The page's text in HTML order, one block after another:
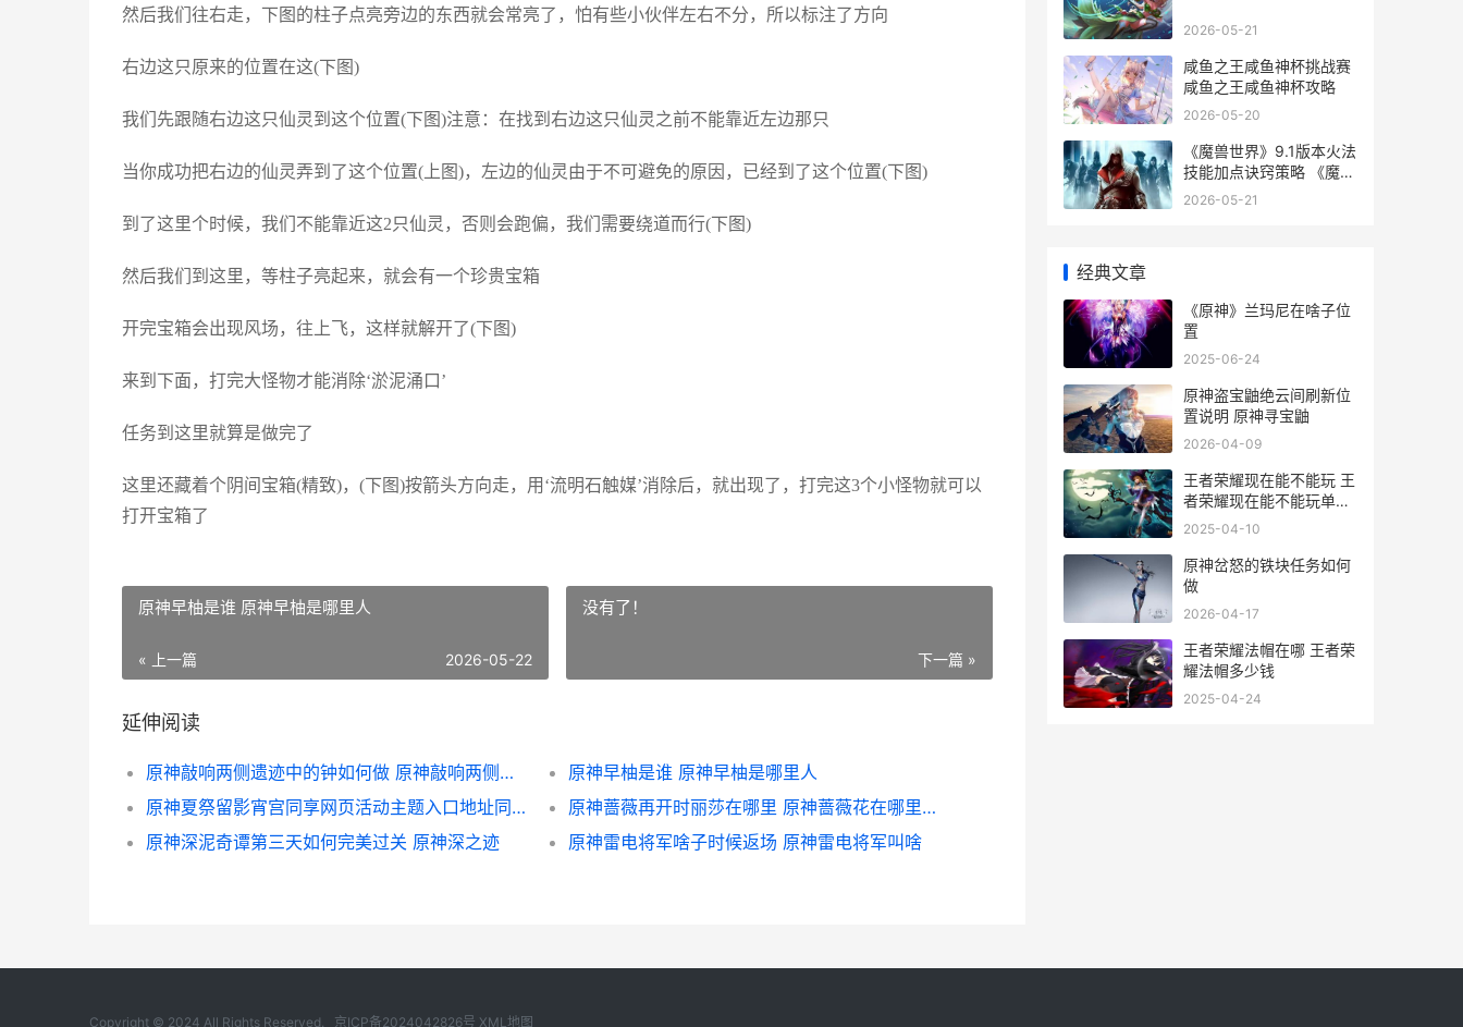
然后我们往右走，下图的柱子点亮旁边的东西就会常亮了，怕有些小伙伴左右不分，所以标注了方向
右边这只原来的位置在这(下图)
我们先跟随右边这只仙灵到这个位置(下图)注意：在找到右边这只仙灵之前不能靠近左边那只
当你成功把右边的仙灵弄到了这个位置(上图)，左边的仙灵由于不可避免的原因，已经到了这个位置(下图)
到了这里个时候，我们不能靠近这2只仙灵，否则会跑偏，我们需要绕道而行(下图)
然后我们到这里，等柱子亮起来，就会有一个珍贵宝箱
开完宝箱会出现风场，往上飞，这样就解开了(下图)
来到下面，打完大怪物才能消除‘淤泥涌口’
任务到这里就算是做完了
这里还藏着个阴间宝箱(精致)，(下图)按箭头方向走，用‘流明石触媒’消除后，就出现了，打完这3个小怪物就可以
打开宝箱了
原神早柚是谁 原神早柚是哪里人
« 上一篇 2026-05-22
没有了！
下一篇 »
延伸阅读
原神敲响两侧遗迹中的钟如何做 原神敲响两侧遗迹中的钟第一个路线
原神早柚是谁 原神早柚是哪里人
原神夏祭留影宵宫同享网页活动主题入口地址同享 原神夏祭是什么
原神蔷薇再开时丽莎在哪里 原神蔷薇花在哪里视频
原神深泥奇谭第三天如何完美过关 原神深之迹
原神雷电将军啥子时候返场 原神雷电将军叫啥
2026-05-21
咸鱼之王咸鱼神杯挑战赛
咸鱼之王咸鱼神杯攻略
2026-05-20
《魔兽世界》9.1版本火法
技能加点诀窍策略 《魔兽
世界》9.1版本下载
2026-05-21
经典文章
《原神》兰玛尼在啥子位
置
2025-06-24
原神盗宝鼬绝云间刷新位
置说明 原神寻宝鼬
2026-04-09
王者荣耀现在能不能玩 王
者荣耀现在能不能玩单机
模式
2025-04-10
原神岔怒的铁块任务如何
做
2026-04-17
王者荣耀法帽在哪 王者荣
耀法帽多少钱
2025-04-24
Copyright © 2024 All Rights Reserved. 京ICP备2024042826号 XML地图